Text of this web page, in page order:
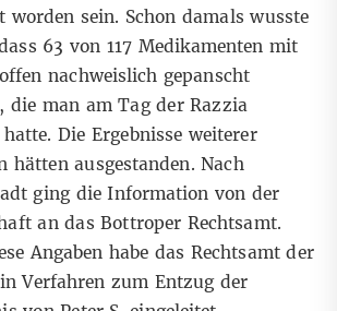
worden sein. Schon damals wusste
63 von 117 Medikamenten mit
nachweislich gepanscht
die man am Tag der Razzia
Die Ergebnisse weiterer
hätten ausgestanden. Nach
ging die Information von der
an das Bottroper Rechtsamt.
Angaben habe das Rechtsamt der
Verfahren zum Entzug der